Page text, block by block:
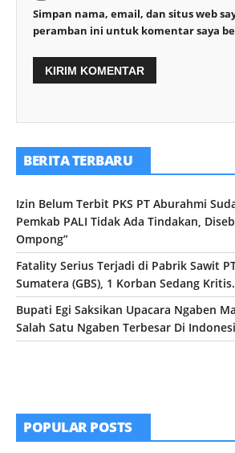
Simpan nama, email, dan situs web
peramban ini untuk komentar saya
BERITA TERBARU
Izin Belum Terbit PKS PT Aburahmi
Pemkab PALI Tidak Ada Tindakan,
Ompong”
Fatality Serius Terjadi di Pabrik Sawit
Sumatera (GBS), 1 Korban Sedang Kritis.
Bupati Egi Saksikan Upacara Ngaben
Salah Satu Ngaben Terbesar Di
POPULAR POSTS